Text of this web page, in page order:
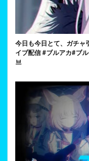
今日も今日とて、ガチ
イブ配信 #ブルアカ#ブ
브